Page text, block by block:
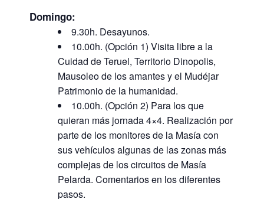
Domingo:
9.30h. Desayunos.
10.00h. (Opción 1) Visita libre a la
Cuidad de Teruel, Territorio Dinopolis,
Mausoleo de los amantes y el Mudéjar
Patrimonio de la humanidad.
10.00h. (Opción 2) Para los que
quieran más jornada 4×4. Realización por
parte de los monitores de la Masía con
sus vehículos algunas de las zonas más
complejas de los circuitos de Masía
Pelarda. Comentarios en los diferentes
pasos.